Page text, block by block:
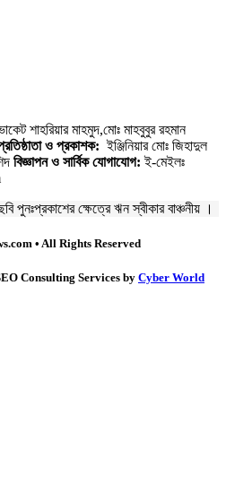
শাহরিয়ার মাহমুদ,মোঃ মাহবুবুর রহমান
ও প্রকাশক: ইঞ্জিনিয়ার মোঃ জিহাদুল
বিজ্ঞাপন ও সার্বিক যোগাযোগ: ই-মেইলঃ
পুনঃপ্রকাশের ক্ষেত্রে ঋন স্বীকার বাঞ্চনীয় ।
• All Rights Reserved
Consulting Services by Cyber World